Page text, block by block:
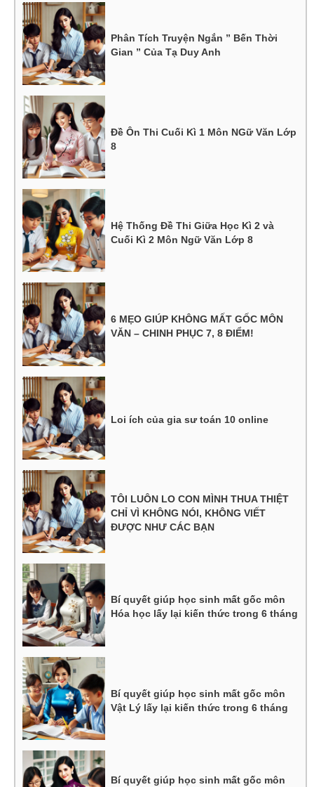
Phân Tích Truyện Ngắn ” Bến Thời
Gian ” Của Tạ Duy Anh
Đề Ôn Thi Cuối Kì 1 Môn NGữ Văn Lớp
8
Hệ Thống Đề Thi Giữa Học Kì 2 và
Cuối Kì 2 Môn Ngữ Văn Lớp 8
6 MẸO GIÚP KHÔNG MẤT GỐC MÔN
VĂN – CHINH PHỤC 7, 8 ĐIỂM!
Loi ích của gia sư toán 10 online
TÔI LUÔN LO CON MÌNH THUA THIỆT
CHỈ VÌ KHÔNG NÓI, KHÔNG VIẾT
ĐƯỢC NHƯ CÁC BẠN
Bí quyết giúp học sinh mất gốc môn
Hóa học lấy lại kiến thức trong 6 tháng
Bí quyết giúp học sinh mất gốc môn
Vật Lý lấy lại kiến thức trong 6 tháng
Bí quyết giúp học sinh mất gốc môn